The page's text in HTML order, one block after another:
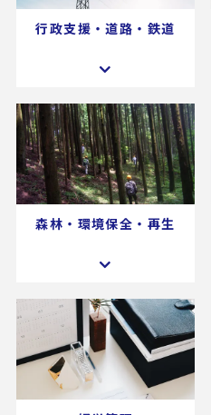
行政支援・道路・鉄道
森林・環境保全・再生